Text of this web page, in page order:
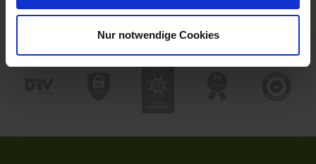
Nur notwendige Cookies
Kreuzfahrthäfen